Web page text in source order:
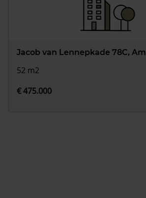
Jacob van Lennepkade 78C,
52 m2
€ 475.000